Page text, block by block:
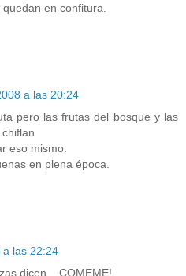
en confitura.
a las 20:24
pero las frutas del bosque y las
eso mismo.
en plena época.
las 22:24
dicen... COMEME!